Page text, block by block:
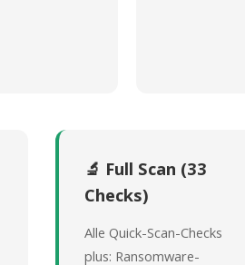
🔬 Full Scan (33
Checks)
Alle Quick-Scan-Checks
plus: Ransomware-